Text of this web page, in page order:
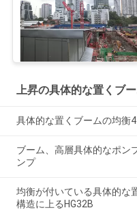
上昇の具体的な置くブ
具体的な置くブームの均衡
ブーム、高層具体的なポン
ンプ
均衡が付いている具体的な
構造に上るHG32B